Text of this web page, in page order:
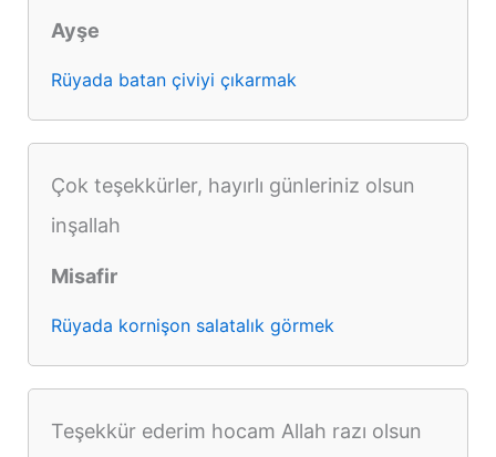
Ayşe
Rüyada batan çiviyi çıkarmak
Çok teşekkürler, hayırlı günleriniz olsun
inşallah
Misafir
Rüyada kornişon salatalık görmek
Teşekkür ederim hocam Allah razı olsun